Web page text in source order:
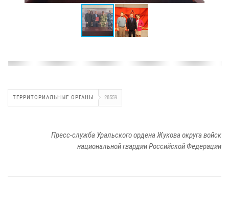
ТЕРРИТОРИАЛЬНЫЕ ОРГАНЫ 28559
Пресс-служба Уральского ордена Жукова округа войск
национальной гвардии Российской Федерации